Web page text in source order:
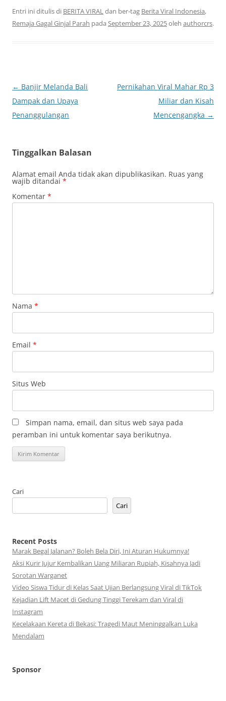
Entri ini ditulis di BERITA VIRALdan ber-tag Berita Viral Indonesia,
Remaja Gagal Ginjal Parah pada September 23, 2025oleh authorcrs.
Navigasi
Tulisan
← Banjir Melanda Bali
Dampak dan Upaya
Penanggulangan
Pernikahan Viral Mahar Rp 3
Miliar dan Kisah
Mencengangka →
Tinggalkan Balasan
Alamat email Anda tidak akan dipublikasikan. Ruas yang
wajib ditandai *
Komentar *
Nama *
Email *
Situs Web
Simpan nama, email, dan situs web saya pada
peramban ini untuk komentar saya berikutnya.
Cari
Cari
Recent Posts
Marak Begal Jalanan? Boleh Bela Diri, Ini Aturan Hukumnya!
Aksi Kurir Jujur Kembalikan Uang Miliaran Rupiah, Kisahnya Jadi
Sorotan Warganet
Video Siswa Tidur di Kelas Saat Ujian Berlangsung Viral di TikTok
Kejadian Lift Macet di Gedung Tinggi Terekam dan Viral di
Instagram
Kecelakaan Kereta di Bekasi: Tragedi Maut Meninggalkan Luka
Mendalam
Sponsor